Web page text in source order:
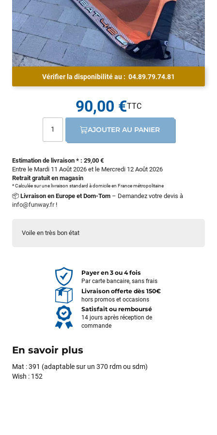
Voile en très bon état
Vérifier la disponibilité au : 04.89.79.74.81
Estimation de livraison * : 29,00 €
Entre le Mardi 11 Août 2026 et le Mercredi 12 Août 2026
Retrait gratuit en magasin
* Calculée sur une livraison standard à domicile en France métropolitaine
📦 Livraison en Europe et Dom-Tom – Demandez votre devis à
info@funway.fr!
90,00 €
AJOUTER AU PANIER
Payer en 3 ou 4 fois
Par carte bancaire, sans frais
Livraison offerte dès 150€
hors promos et occasions
Satisfait ou remboursé
14 jours après réception de
commande
En savoir plus
Mat : 391 (adaptable sur un 370 rdm ou sdm)
Wish : 152